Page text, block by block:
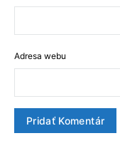
Adresa webu